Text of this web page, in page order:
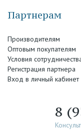
Партнерам
Производителям
Оптовым покупателям
Условия
Регистрация партнера
Вход в личный кабинет
8